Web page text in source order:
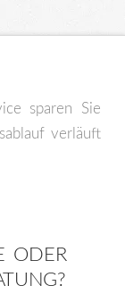
sparen Sie
verläuft
ODER